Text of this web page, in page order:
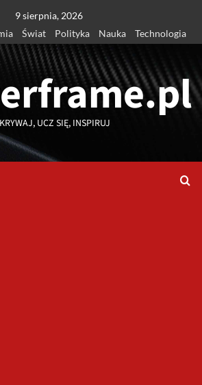
9 sierpnia, 2026
Świat Polityka Nauka Technologia
UCZ SIĘ, INSPIRUJ